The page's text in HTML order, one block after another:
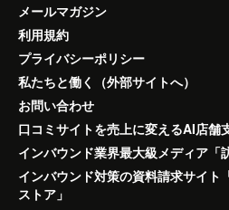
メールマガジン
利用規約
プライバシーポリシー
私たちと働く（外部サイトへ）
お問い合わせ
口コミサイトを売上に変えるAI店舗
インバウンド業界最大級メディア「
インバウンド対策の資料請求サイト
ストア」